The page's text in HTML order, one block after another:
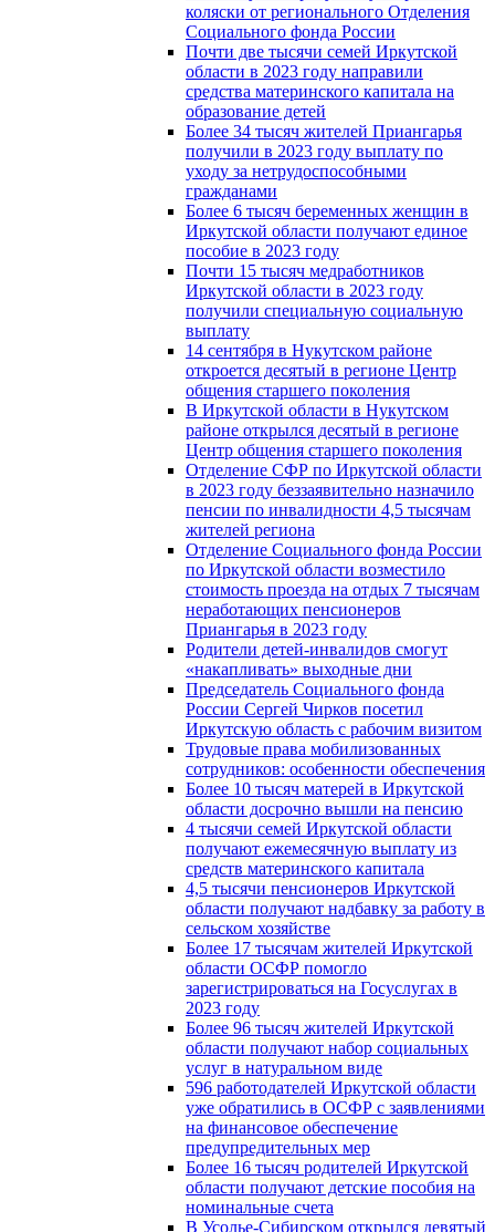
коляски от регионального Отделения
Социального фонда России
Почти две тысячи семей Иркутской
области в 2023 году направили
средства материнского капитала на
образование детей
Более 34 тысяч жителей Приангарья
получили в 2023 году выплату по
уходу за нетрудоспособными
гражданами
Более 6 тысяч беременных женщин в
Иркутской области получают единое
пособие в 2023 году
Почти 15 тысяч медработников
Иркутской области в 2023 году
получили специальную социальную
выплату
14 сентября в Нукутском районе
откроется десятый в регионе Центр
общения старшего поколения
В Иркутской области в Нукутском
районе открылся десятый в регионе
Центр общения старшего поколения
Отделение СФР по Иркутской области
в 2023 году беззаявительно назначило
пенсии по инвалидности 4,5 тысячам
жителей региона
Отделение Социального фонда России
по Иркутской области возместило
стоимость проезда на отдых 7 тысячам
неработающих пенсионеров
Приангарья в 2023 году
Родители детей-инвалидов смогут
«накапливать» выходные дни
Председатель Социального фонда
России Сергей Чирков посетил
Иркутскую область с рабочим визитом
Трудовые права мобилизованных
сотрудников: особенности обеспечения
Более 10 тысяч матерей в Иркутской
области досрочно вышли на пенсию
4 тысячи семей Иркутской области
получают ежемесячную выплату из
средств материнского капитала
4,5 тысячи пенсионеров Иркутской
области получают надбавку за работу в
сельском хозяйстве
Более 17 тысячам жителей Иркутской
области ОСФР помогло
зарегистрироваться на Госуслугах в
2023 году
Более 96 тысяч жителей Иркутской
области получают набор социальных
услуг в натуральном виде
596 работодателей Иркутской области
уже обратились в ОСФР с заявлениями
на финансовое обеспечение
предупредительных мер
Более 16 тысяч родителей Иркутской
области получают детские пособия на
номинальные счета
В Усолье-Сибирском открылся девятый